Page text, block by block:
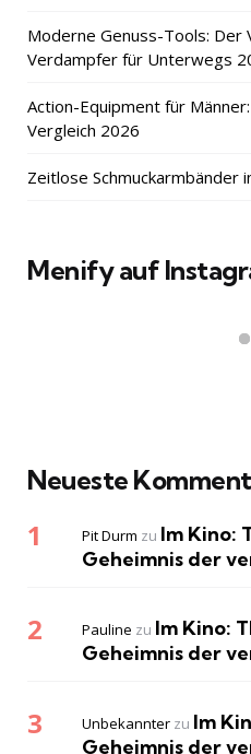
Moderne Genuss-Tools: Der
Verdampfer für Unterwegs
Action-Equipment für
Vergleich 2026
Zeitlose Schmuckarmbänder
Menify auf
Neueste
Pit Durm zu Im Kino:
Geheimnis der
Pauline zu Im Kino:
Geheimnis der
Unbekannter zu Im
Geheimnis der